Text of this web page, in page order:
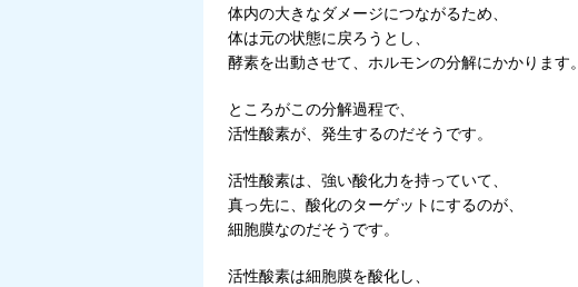
体内の大きなダメージにつながるため、
体は元の状態に戻ろうとし、
酵素を出動させて、ホルモンの分解にかかります。
ところがこの分解過程で、
活性酸素が、発生するのだそうです。
活性酸素は、強い酸化力を持っていて、
真っ先に、酸化のターゲットにするのが、
細胞膜なのだそうです。
活性酸素は細胞膜を酸化し、